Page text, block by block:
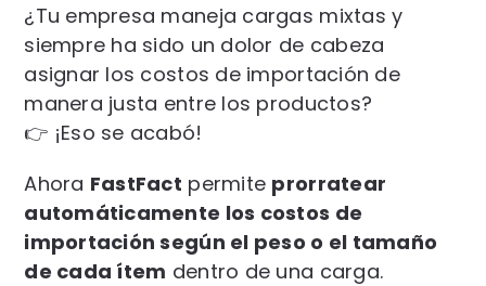
¿Tu empresa maneja cargas mixtas y
siempre ha sido un dolor de cabeza
asignar los costos de importación de
manera justa entre los productos?
👉 ¡Eso se acabó!
Ahora FastFact permite prorratear
automáticamente los costos de
importación según el peso o el tamaño
de cada ítem dentro de una carga.